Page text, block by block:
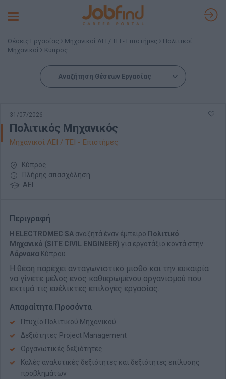
Toggle
Θέσεις Εργασίας Μηχανικοί ΑΕΙ / ΤΕΙ - Επιστήμες
Πολιτικοί
Μηχανικοί
Κύπρος
Αναζήτηση Θέσεων Εργασίας
31/07/2026
Πολιτικός Μηχανικός
Μηχανικοί ΑΕΙ / ΤΕΙ - Επιστήμες
Κύπρος
Πλήρης απασχόληση
ΑΕΙ
Περιγραφή
Η ELECTROMEC SA αναζητά έναν έμπειρο Πολιτικό
Μηχανικό (SITE CIVIL ENGINEER) για εργοτάξιο κοντά στην
Λάρνακα Κύπρου.
Η θέση παρέχει ανταγωνιστικό μισθό και την ευκαιρία
να γίνετε μέλος ενός καθιερωμένου οργανισμού που
εκτιμά τις ευέλικτες επιλογές εργασίας.
Απαραίτητα Προσόντα
Πτυχίο Πολιτικού Μηχανικού
Δεξιότητες Project Management
Οργανωτικές δεξιότητες
Καλές αναλυτικές δεξιότητες και δεξιότητες επίλυσης
προβλημάτων